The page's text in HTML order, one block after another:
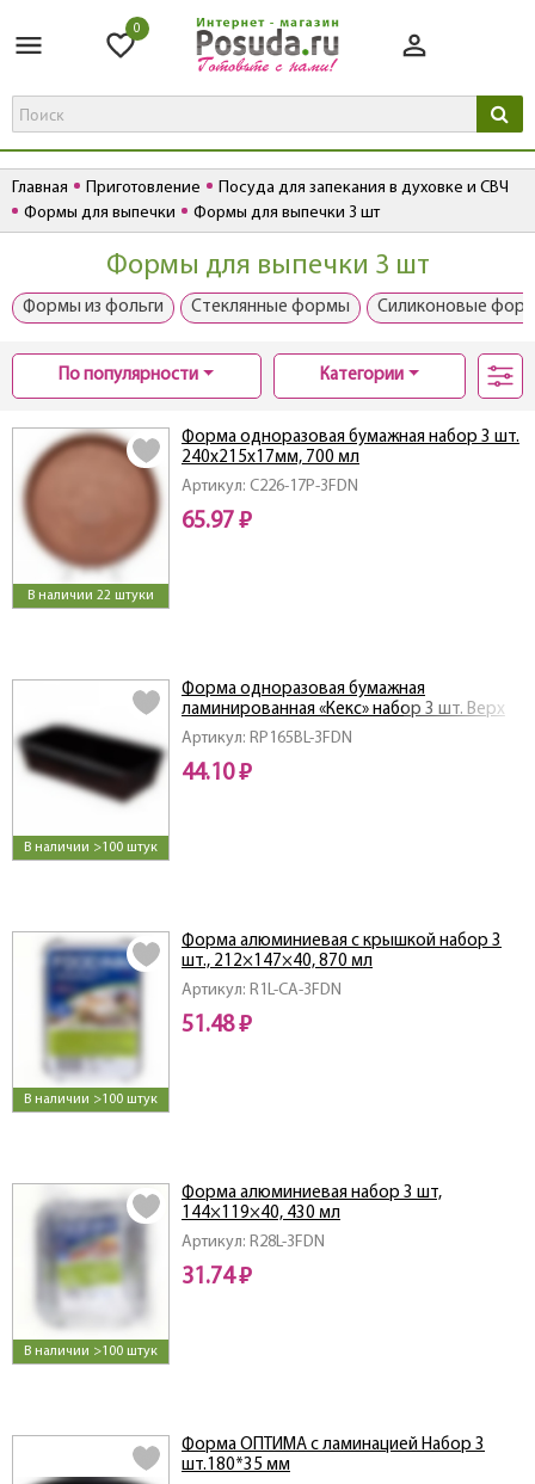
0
Главная Приготовление
Посуда для запекания в духовке и СВЧ
Формы для выпечки
Формы для выпечки 3 шт
Формы для выпечки 3 шт
Формы из фольги Стеклянные формы Силиконовые
По популярности Категории
В наличии 22 штуки
Артикул: C226-17P-3FDN
Форма одноразовая бумажная набор 3 шт.
240x215x17мм, 700 мл
65.97 ₽
В наличии >100 штук
Артикул: RP165BL-3FDN
Форма одноразовая бумажная
ламинированная «Кекс» набор 3 шт. Верх
100х185мм, низ 65х165мм, высота 45мм,
550 мл
44.10 ₽
В наличии >100 штук
Артикул: R1L-CA-3FDN
Форма алюминиевая с крышкой набор 3
шт., 212×147×40, 870 мл
51.48 ₽
В наличии >100 штук
Артикул: R28L-3FDN
Форма алюминиевая набор 3 шт,
144×119×40, 430 мл
31.74 ₽
Форма ОПТИМА с ламинацией Набор 3
шт.180*35 мм